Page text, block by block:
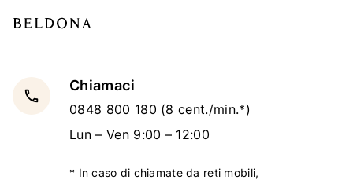
local_phone
Chiamaci
0848 800 180 (8 cent./min.*)
Lun – Ven 9:00 – 12:00
* In caso di chiamate da reti mobili,